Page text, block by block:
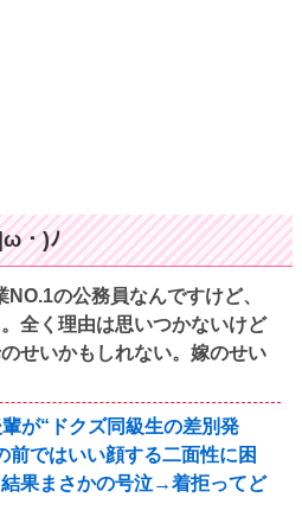
・)ﾉ
の公務員なんですけど、
全く理由は思いつかないけど
せいかもしれない。嫁のせい
が“ドクズ同級生の差別発
前ではいい顔する二面性に困
果まさかの号泣→着拒ってど